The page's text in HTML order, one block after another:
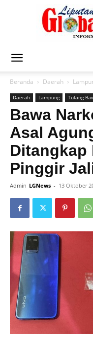
Beranda Daerah
Daerah Lampung Tulang
Bawa
Asal
Ditangkap
Pinggir
Admin LGNews - 13 Oktober